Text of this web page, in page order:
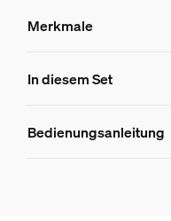
Merkmale
Merkmale
8719514875982
In diesem Set
Bedienungsanleitung